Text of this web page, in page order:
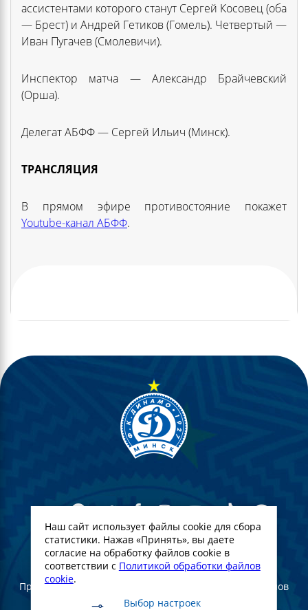
ассистентами которого станут Сергей Косовец (оба
— Брест) и Андрей Гетиков (Гомель). Четвертый —
Иван Пугачев (Смолевичи).
Инспектор матча — Александр Брайчевский
(Орша).
Делегат АБФФ — Сергей Ильич (Минск).
ТРАНСЛЯЦИЯ
В прямом эфире противостояние покажет
Youtube-канал АБФФ.
© Футбольный Клуб Динамо-Минск. 2022
При полном или частичном использовании материалов
ссылка на официальный сайт ФК Динамо Минск
Наш сайт использует файлы cookie для сбора
статистики. Нажав «Принять», вы даете
согласие на обработку файлов cookie в
соответствии с Политикой обработки файлов
cookie.
Выбор настроек